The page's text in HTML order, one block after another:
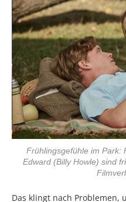
Frühlingsgefühle im Park:
Edward (Billy Howle) sind
Das klingt nach Problemen,